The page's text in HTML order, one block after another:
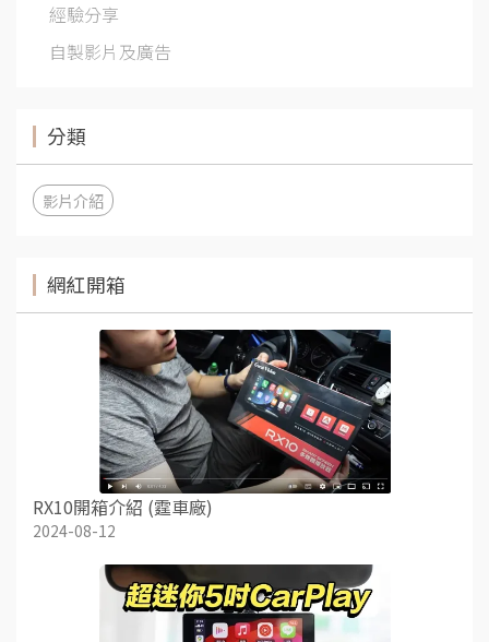
經驗分享
自製影片及廣告
分類
影片介紹
網紅開箱
RX10開箱介紹 (霆車廠)
2024-08-12